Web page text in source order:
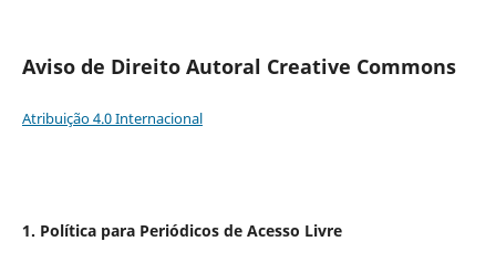
Aviso de Direito Autoral Creative Commons
Atribuição 4.0 Internacional
1. Política para Periódicos de Acesso Livre